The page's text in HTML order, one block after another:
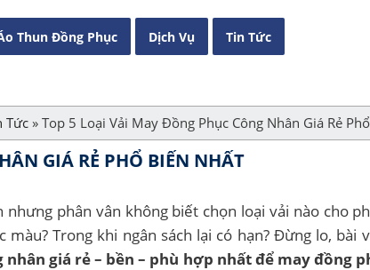
Thun Đồng Phục Dịch Vụ Tin Tức
Tức» Top 5 Loại Vải May Đồng Phục Công Nhân Giá Rẻ
GIÁ RẺ PHỔ BIẾN NHẤT
phân vân không biết chọn loại vải nào cho
Trong khi ngân sách lại có hạn? Đừng lo, bài
giá rẻ – bền – phù hợp nhất để may đồng